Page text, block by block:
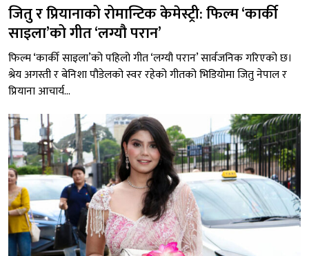
जितु र प्रियानाको रोमान्टिक केमेस्ट्री: फिल्म ‘कार्की
साइला’को गीत ‘लग्यौ परान’
फिल्म ‘कार्की साइला’को पहिलो गीत ‘लग्यौ परान’ सार्वजनिक गरिएको छ।
श्रेय अगस्ती र बेनिशा पौडेलको स्वर रहेको गीतको भिडियोमा जितु नेपाल र
प्रियाना आचार्य...